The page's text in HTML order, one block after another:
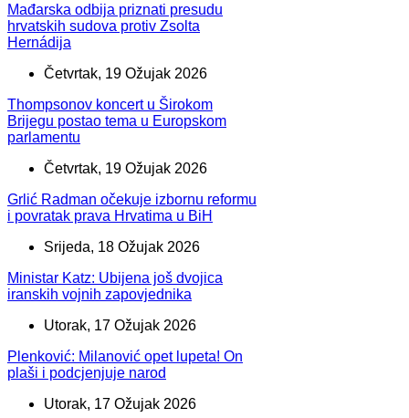
Mađarska odbija priznati presudu
hrvatskih sudova protiv Zsolta
Hernádija
Četvrtak, 19 Ožujak 2026
Thompsonov koncert u Širokom
Brijegu postao tema u Europskom
parlamentu
Četvrtak, 19 Ožujak 2026
Grlić Radman očekuje izbornu reformu
i povratak prava Hrvatima u BiH
Srijeda, 18 Ožujak 2026
Ministar Katz: Ubijena još dvojica
iranskih vojnih zapovjednika
Utorak, 17 Ožujak 2026
Plenković: Milanović opet lupeta! On
plaši i podcjenjuje narod
Utorak, 17 Ožujak 2026